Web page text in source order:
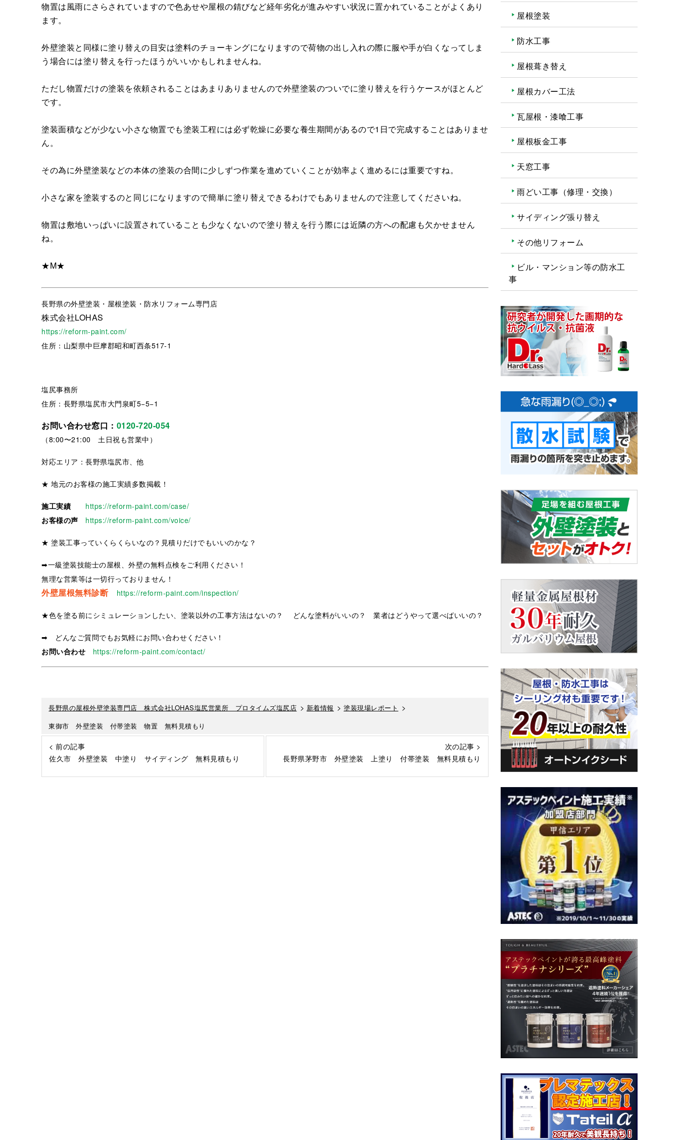
物置は風雨にさらされていますので色あせや屋根の錆びなど経年劣化が進みやすい状況に置かれていることがよくあり
ます。
外壁塗装と同様に塗り替えの目安は塗料のチョーキングになりますので荷物の出し入れの際に服や手が白くなってしま
う場合には塗り替えを行ったほうがいいかもしれませんね。
ただし物置だけの塗装を依頼されることはあまりありませんので外壁塗装のついでに塗り替えを行うケースがほとんど
です。
塗装面積などが少ない小さな物置でも塗装工程には必ず乾燥に必要な養生期間があるので1日で完成することはありませ
ん。
その為に外壁塗装などの本体の塗装の合間に少しずつ作業を進めていくことが効率よく進めるには重要ですね。
小さな家を塗装するのと同じになりますので簡単に塗り替えできるわけでもありませんので注意してくださいね。
物置は敷地いっぱいに設置されていることも少なくないので塗り替えを行う際には近隣の方への配慮も欠かせません
ね。
★M★
長野県の外壁塗装・屋根塗装・防水リフォーム専門店
株式会社LOHAS
https://reform-paint.com/
住所：山梨県中巨摩郡昭和町西条517-1
塩尻事務所
住所：長野県塩尻市大門泉町5−5−1
お問い合わせ窓口： 0120-720-054
（8:00〜21:00 土日祝も営業中）
対応エリア：長野県塩尻市、他
★ 地元のお客様の施工実績多数掲載！
施工実績
https://reform-paint.com/case/
お客様の声
https://reform-paint.com/voice/
★ 塗装工事っていくらくらいなの？見積りだけでもいいのかな？
➡一級塗装技能士の屋根、外壁の無料点検をご利用ください！
無理な営業等は一切行っておりません！
外壁屋根無料診断 https://reform-paint.com/inspection/
★色を塗る前にシミュレーションしたい、塗装以外の工事方法はないの？ どんな塗料がいいの？ 業者はどうやって選べばいいの？
➡ どんなご質問でもお気軽にお問い合わせください！
お問い合わせ
https://reform-paint.com/contact/
長野県の屋根外壁塗装専門店 株式会社LOHAS塩尻営業所 プロタイムズ塩尻店 > 新着情報 >塗装現場レポート >
東御市 外壁塗装 付帯塗装 物置 無料見積もり
< 前の記事
佐久市 外壁塗装 中塗り サイディング 無料見積もり
次の記事 >
長野県茅野市 外壁塗装 上塗り 付帯塗装 無料見積もり
屋根塗装
防水工事
屋根葺き替え
屋根カバー工法
瓦屋根・漆喰工事
屋根板金工事
天窓工事
雨どい工事（修理・交換）
サイディング張り替え
その他リフォーム
ビル・マンション等の防水工
事